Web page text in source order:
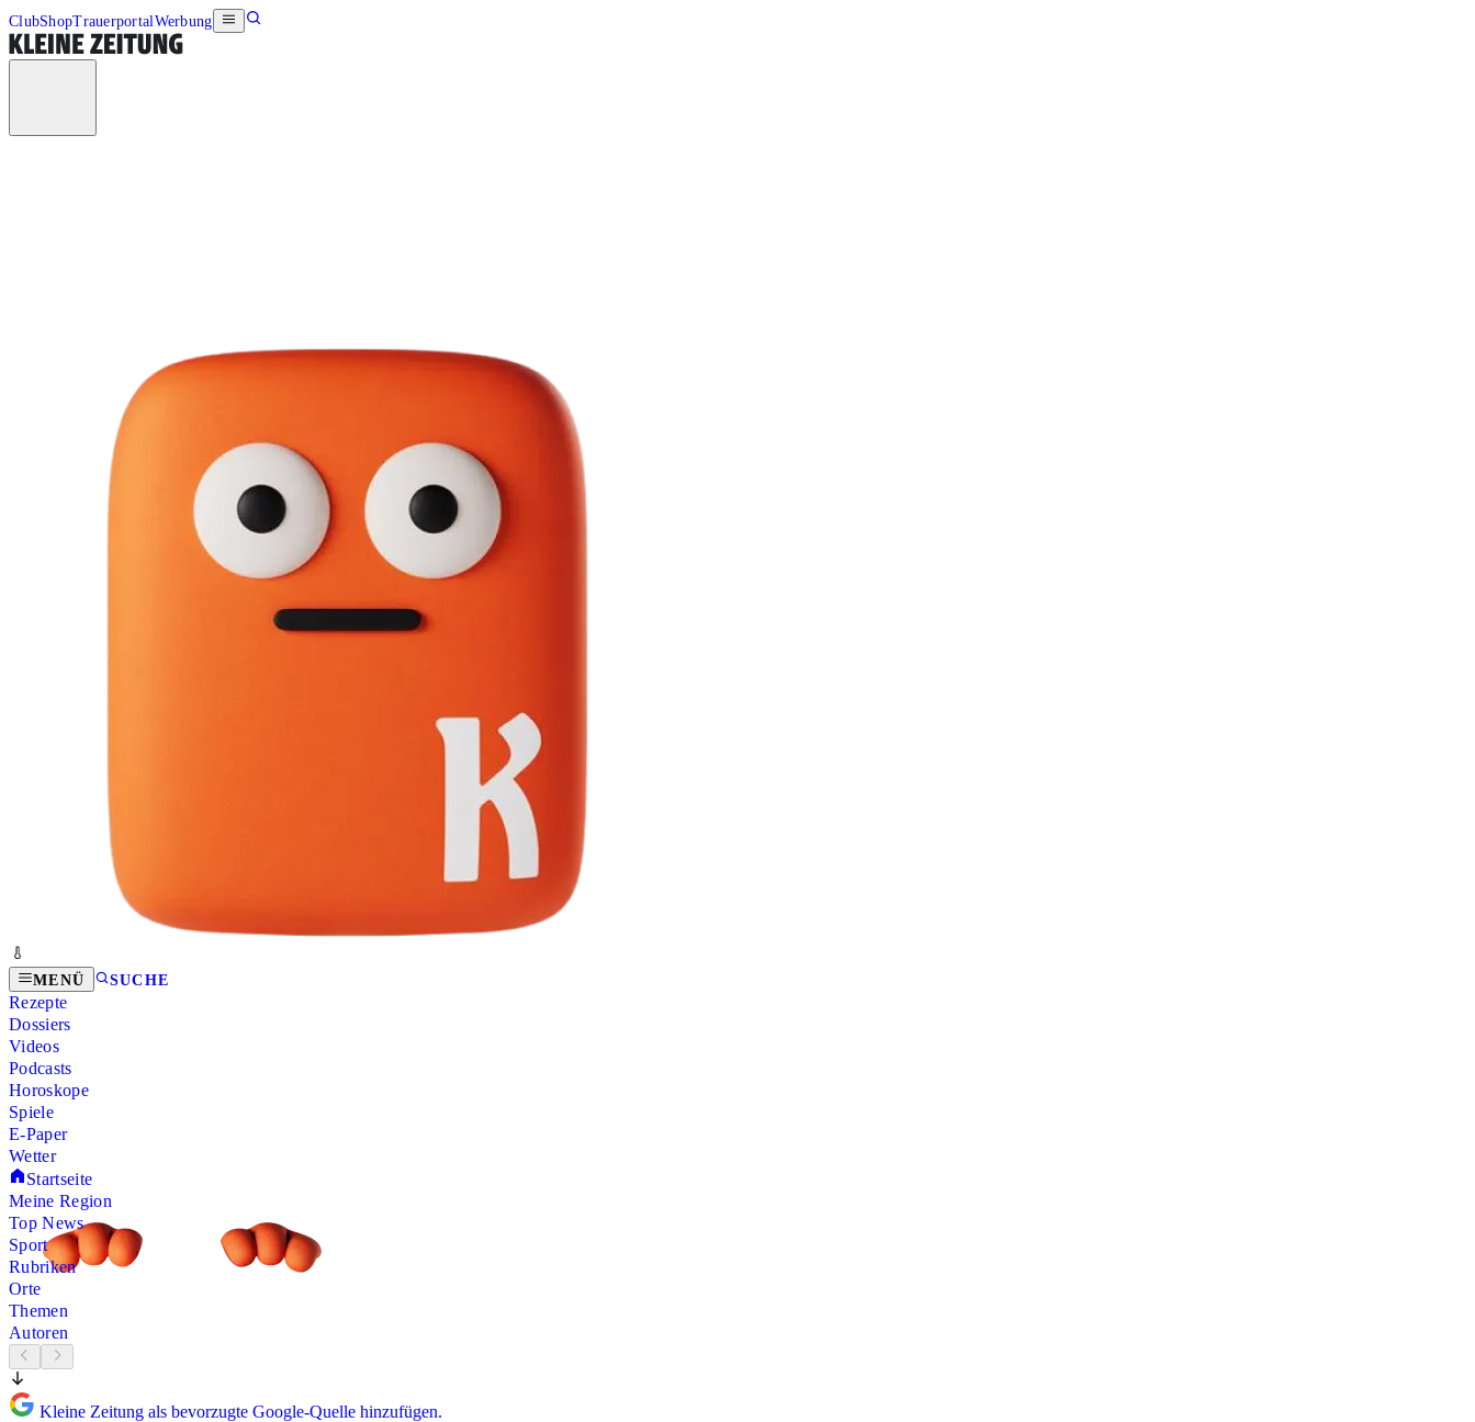
ClubShopTrauerportalWerbung
MENÜ SUCHE
Rezepte
Dossiers
Videos
Podcasts
Horoskope
Spiele
E-Paper
Wetter
Startseite
Meine Region
Top News
Sport
Rubriken
Orte
Themen
Autoren
Kleine Zeitung als bevorzugte Google-Quelle hinzufügen.